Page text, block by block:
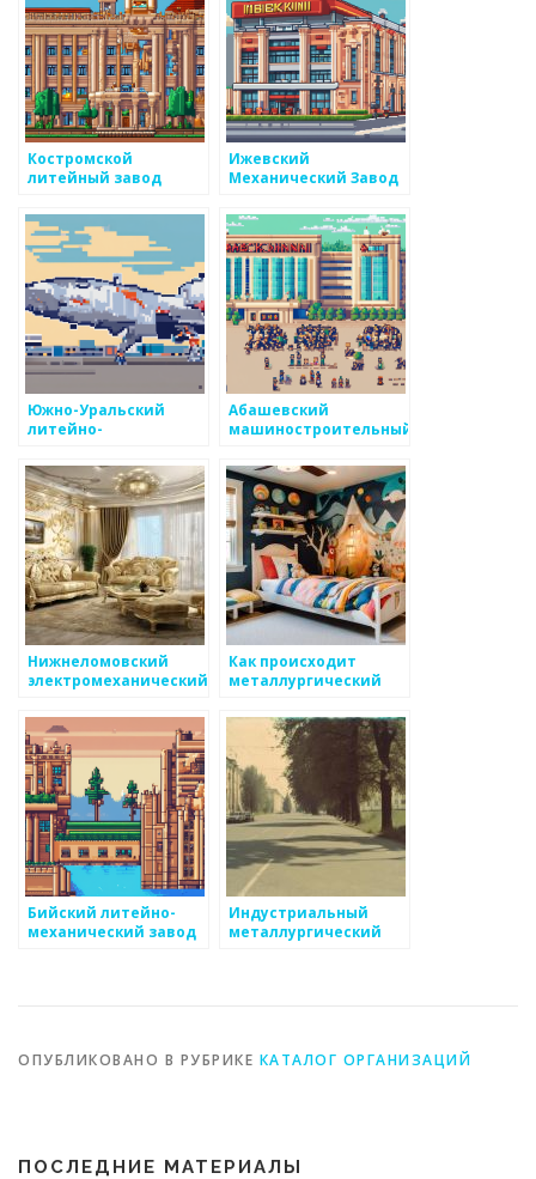
Костромской
литейный завод
Ижевский
Механический Завод
Южно-Уральский
литейно-
Абашевский
машиностроительный
Нижнеломовский
электромеханический
Как происходит
металлургический
Бийский литейно-
механический завод
Индустриальный
металлургический
ОПУБЛИКОВАНО В РУБРИКЕ КАТАЛОГ ОРГАНИЗАЦИЙ
ПОСЛЕДНИЕ МАТЕРИАЛЫ